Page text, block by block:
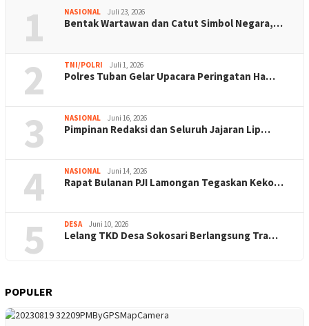
1 NASIONAL Juli 23, 2026
Bentak Wartawan dan Catut Simbol Negara,…
2 TNI/POLRI Juli 1, 2026
Polres Tuban Gelar Upacara Peringatan Ha…
3 NASIONAL Juni 16, 2026
Pimpinan Redaksi dan Seluruh Jajaran Lip…
4 NASIONAL Juni 14, 2026
Rapat Bulanan PJI Lamongan Tegaskan Keko…
5 DESA Juni 10, 2026
Lelang TKD Desa Sokosari Berlangsung Tra…
POPULER